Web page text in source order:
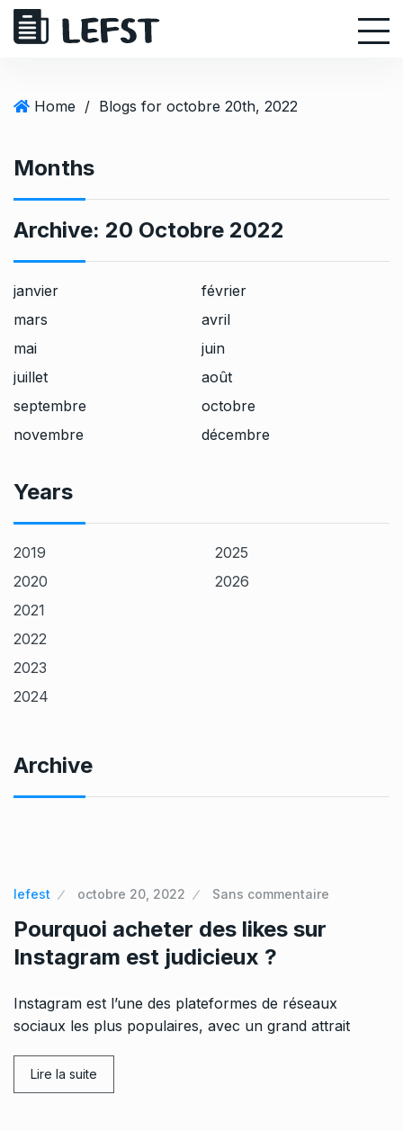
Home / Blogs for octobre 20th, 2022
Months
Archive: 20 Octobre 2022
janvier
février
mars
avril
mai
juin
juillet
août
septembre
octobre
novembre
décembre
Years
2019
2020
2021
2022
2023
2024
2025
2026
Archive
lefest octobre 20, 2022 Sans commentaire
Pourquoi acheter des likes sur
Instagram est judicieux ?
Instagram est l’une des plateformes de réseaux
sociaux les plus populaires, avec un grand attrait
Lire la suite